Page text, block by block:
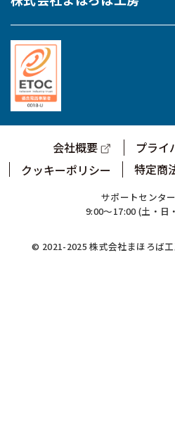
会社概要
プライ
クッキーポリシー
特定商
サポートセンタ
9:00～17:00 (土・日
© 2021-2025 株式会社まほろば